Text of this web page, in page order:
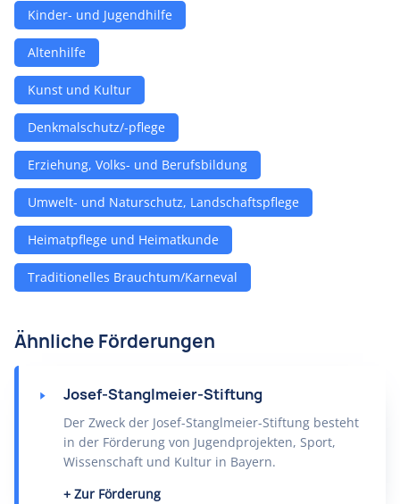
Kinder- und Jugendhilfe
Altenhilfe
Kunst und Kultur
Denkmalschutz/-pflege
Erziehung, Volks- und Berufsbildung
Umwelt- und Naturschutz, Landschaftspflege
Heimatpflege und Heimatkunde
Traditionelles Brauchtum/Karneval
Ähnliche Förderungen
Josef-Stanglmeier-Stiftung
Der Zweck der Josef-Stanglmeier-Stiftung besteht
in der Förderung von Jugendprojekten, Sport,
Wissenschaft und Kultur in Bayern.
Zur Förderung